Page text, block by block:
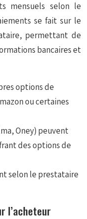
mensuels selon le
se fait sur le
permettant de
bancaires et
options de
ou certaines
Oney) peuvent
des options de
selon le prestataire
l’acheteur